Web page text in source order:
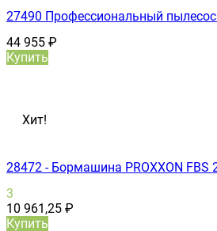
27490 Профессиональный пылесос
44 955 ₽
Купить
Хит!
28472 - Бормашина PROXXON FBS
3
10 961,25 ₽
Купить